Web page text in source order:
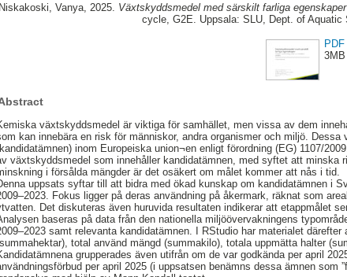
Niskakoski, Vanya, 2025. Växtskyddsmedel med särskilt farliga
cycle, G2E. Uppsala: SLU, Dept. of Aquatic
PDF
3MB
växtskyddsmedel är viktiga för samhället, men vissa av dem
kan innebära en risk för människor, andra organismer och miljö.
inom Europeiska union¬en enligt förordning (EG) 1107/
växtskyddsmedel som innehåller kandidatämnen, med syftet att
i försålda mängder är det osäkert om målet kommer att nås i tid.
uppsats syftar till att bidra med ökad kunskap om kandidatämnen i
Fokus ligger på deras användning på åkermark, räknat som
Det diskuteras även huruvida resultaten indikerar att etappmålet
baseras på data från den nationella miljöövervakningens
samt relevanta kandidatämnen. I RStudio har materialet
total använd mängd (summakilo), totala uppmätta halter
grupperades även utifrån om de var godkända per april
per april 2025 (i uppsatsen benämns dessa ämnen som